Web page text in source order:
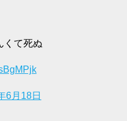
くて死ぬ
6月18日